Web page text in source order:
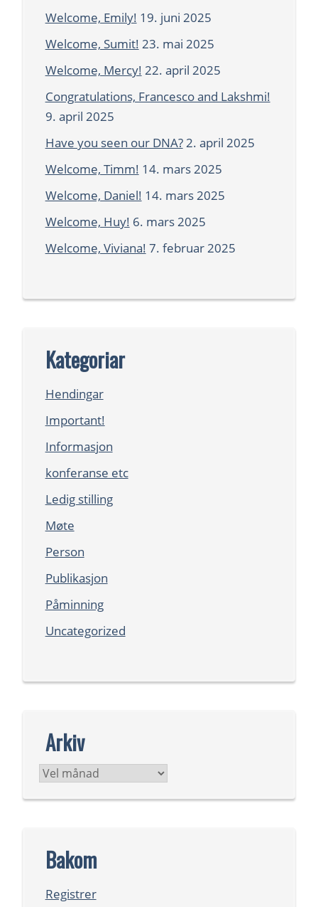
Welcome, Emily! 19. juni 2025
Welcome, Sumit! 23. mai 2025
Welcome, Mercy! 22. april 2025
Congratulations, Francesco and Lakshmi!
9. april 2025
Have you seen our DNA?2. april 2025
Welcome, Timm! 14. mars 2025
Welcome, Daniel! 14. mars 2025
Welcome, Huy! 6. mars 2025
Welcome, Viviana! 7. februar 2025
Kategoriar
Hendingar
Important!
Informasjon
konferanse etc
Ledig stilling
Møte
Person
Publikasjon
Påminning
Uncategorized
Arkiv
Arkiv
Bakom
Registrer